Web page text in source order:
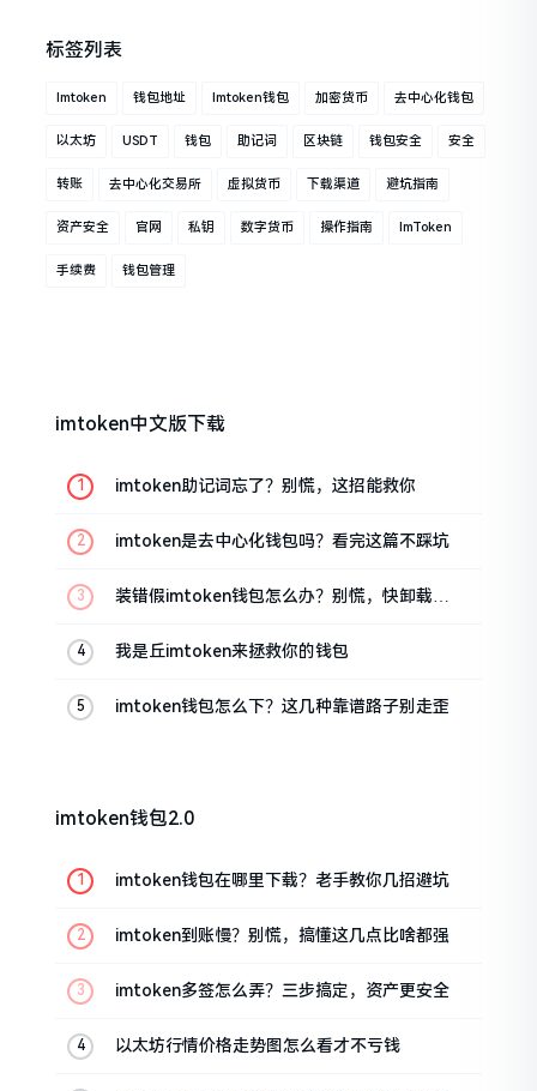
标签列表
Imtoken 钱包地址 Imtoken钱包 加密货币 去中心化钱包
以太坊 USDT 钱包 助记词 区块链 钱包安全 安全
转账 去中心化交易所 虚拟货币 下载渠道 避坑指南
资产安全 官网 私钥 数字货币 操作指南 ImToken
手续费 钱包管理
imtoken中文版下载
imtoken助记词忘了？别慌，这招能救你
imtoken是去中心化钱包吗？看完这篇不踩坑
装错假imtoken钱包怎么办？别慌，快卸载，
我是丘imtoken来拯救你的钱包
imtoken钱包怎么下？这几种靠谱路子别走歪
imtoken钱包2.0
imtoken钱包在哪里下载？老手教你几招避坑
imtoken到账慢？别慌，搞懂这几点比啥都强
imtoken多签怎么弄？三步搞定，资产更安全
以太坊行情价格走势图怎么看才不亏钱